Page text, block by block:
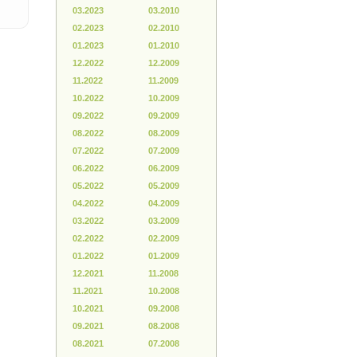
03.2023
02.2023
01.2023
12.2022
11.2022
10.2022
09.2022
08.2022
07.2022
06.2022
05.2022
04.2022
03.2022
02.2022
01.2022
12.2021
11.2021
10.2021
09.2021
08.2021
03.2010
02.2010
01.2010
12.2009
11.2009
10.2009
09.2009
08.2009
07.2009
06.2009
05.2009
04.2009
03.2009
02.2009
01.2009
11.2008
10.2008
09.2008
08.2008
07.2008